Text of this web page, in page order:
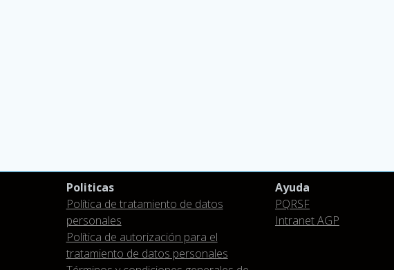
Politicas
Política de tratamiento de datos
personales
Política de autorización para el
tratamiento de datos personales
Ayuda
PQRSF
Intranet AGP